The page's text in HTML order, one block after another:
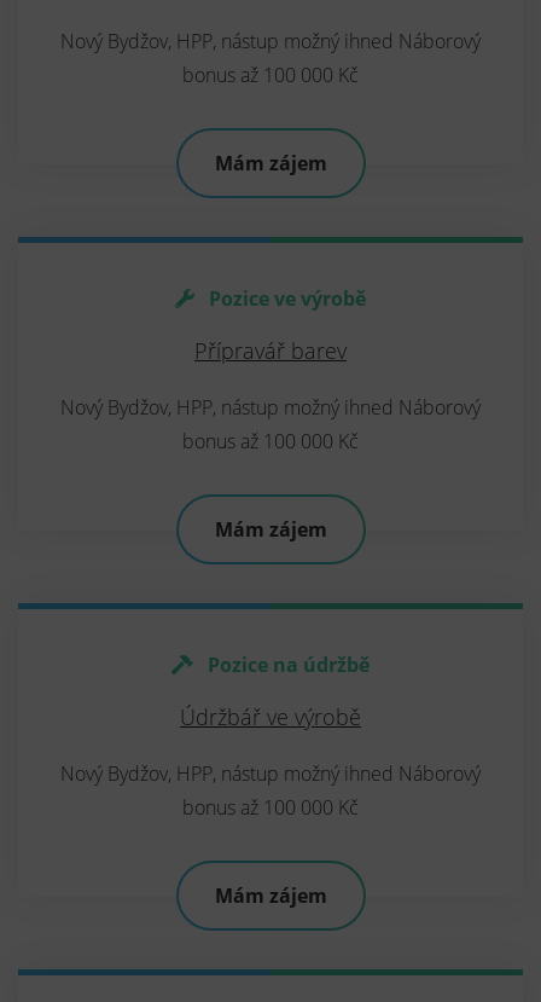
Nový Bydžov, HPP, nástup možný ihned Náborový
bonus až 100 000 Kč
Mám zájem
Pozice ve výrobě
Přípravář barev
Nový Bydžov, HPP, nástup možný ihned Náborový
bonus až 100 000 Kč
Mám zájem
Pozice na údržbě
Údržbář ve výrobě
Nový Bydžov, HPP, nástup možný ihned Náborový
bonus až 100 000 Kč
Mám zájem